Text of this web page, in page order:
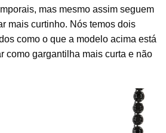
mas mesmo assim seguem
mais curtinho. Nós temos dois
como o que a modelo acima está
como gargantilha mais curta e não